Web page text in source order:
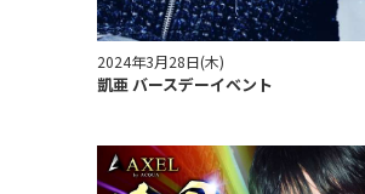
2024年3月28日(木)
凱亜 バースデーイベント